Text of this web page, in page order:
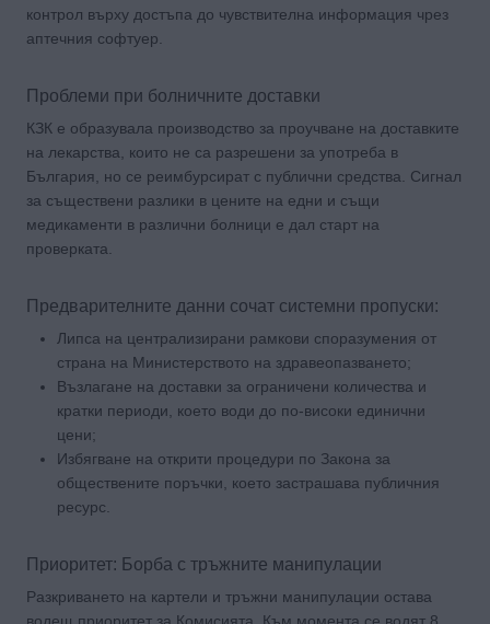
контрол върху достъпа до чувствителна информация чрез
аптечния софтуер.
Проблеми при болничните доставки
КЗК е образувала производство за проучване на доставките
на лекарства, които не са разрешени за употреба в
България, но се реимбурсират с публични средства. Сигнал
за съществени разлики в цените на едни и същи
медикаменти в различни болници е дал старт на
проверката.
Предварителните данни сочат системни пропуски:
Липса на централизирани рамкови споразумения от
страна на Министерството на здравеопазването;
Възлагане на доставки за ограничени количества и
кратки периоди, което води до по-високи единични
цени;
Избягване на открити процедури по Закона за
обществените поръчки, което застрашава публичния
ресурс.
Приоритет: Борба с тръжните манипулации
Разкриването на картели и тръжни манипулации остава